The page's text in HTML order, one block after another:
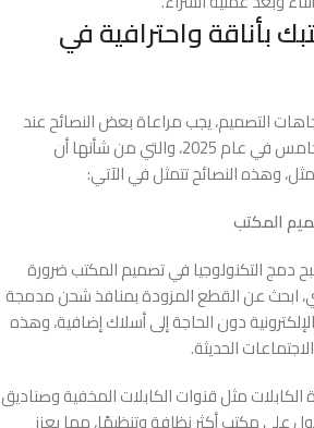
بأناقة واحترافية في
التصميم، يجب مراعاة بعض النصائح عند
اختيار اثاث مكتبي التجمع الخامس في عام 2025، والتي من شأنها أن
وهذه النصائح تتمثل في الآتي:
دمج التكنولوجيا في تصميم المكتب ضرورة
ابحث عن القطع المزودة بمنافذ شحن مدمجة
دون الحاجة إلى أسلاك إضافية، وهذه
الحديثة.
مثل قنوات الكابلات المخفية وصناديق
على مكتب أكثر نظافة وتنظيمًا، مما يعزز